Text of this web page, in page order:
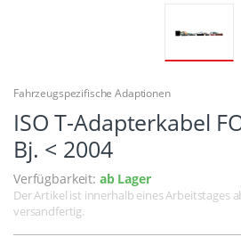
Fahrzeugspezifische Adaptionen
ISO T-Adapterkabel
Bj. < 2004
Verfügbarkeit: ab Lager
Der Artikel ist innerhalb eines Arbeitstages
versandfertig.